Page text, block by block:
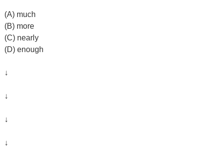
(A) much
(B) more
(C) nearly
(D) enough
↓
↓
↓
↓